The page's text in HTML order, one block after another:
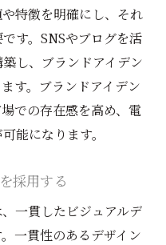
特徴を明確にし、それ
す。SNSやブログを活
し、ブランドアイデン
す。ブランドアイデン
での存在感を高め、電
能になります。
採用する
一貫したビジュアルデ
一貫性のあるデザイン